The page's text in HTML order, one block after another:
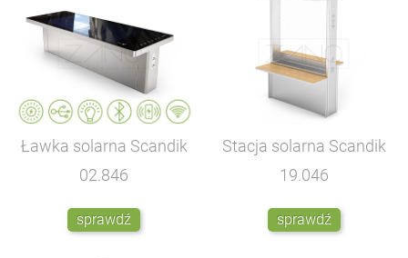
Ławka solarna Scandik
02.846
sprawdź
Stacja solarna Scandik
19.046
sprawdź